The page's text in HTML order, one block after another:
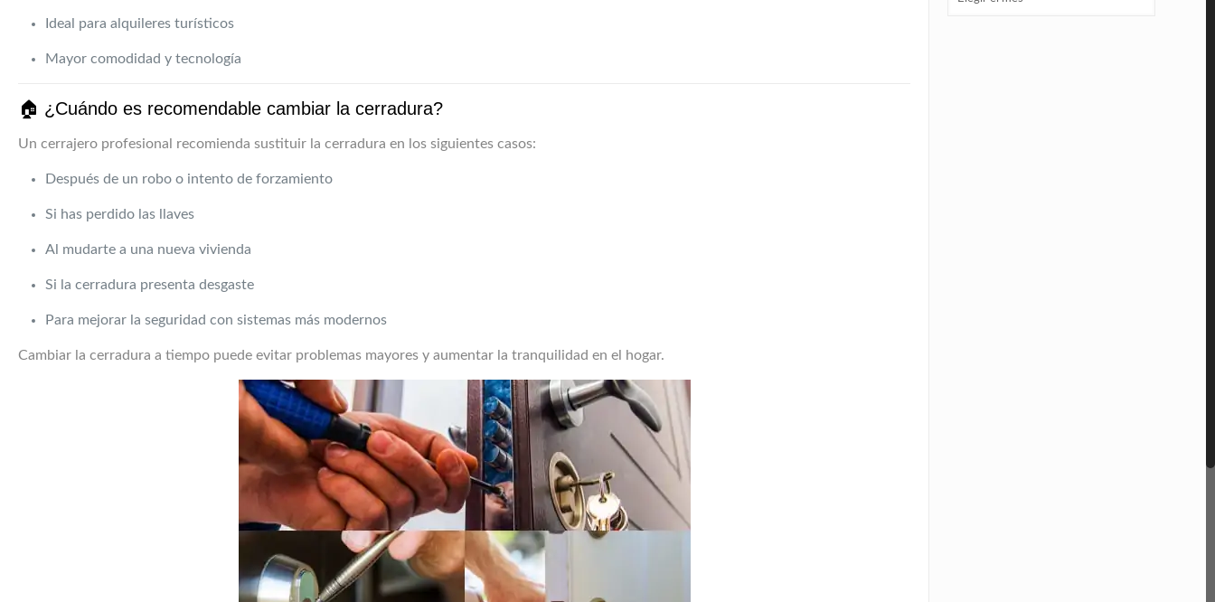
Ideal para alquileres turísticos
Mayor comodidad y tecnología
🏠 ¿Cuándo es recomendable cambiar la cerradura?
Un cerrajero profesional recomienda sustituir la cerradura en los siguientes casos:
Después de un robo o intento de forzamiento
Si has perdido las llaves
Al mudarte a una nueva vivienda
Si la cerradura presenta desgaste
Para mejorar la seguridad con sistemas más modernos
Cambiar la cerradura a tiempo puede evitar problemas mayores y aumentar la tranquilidad en el hogar.